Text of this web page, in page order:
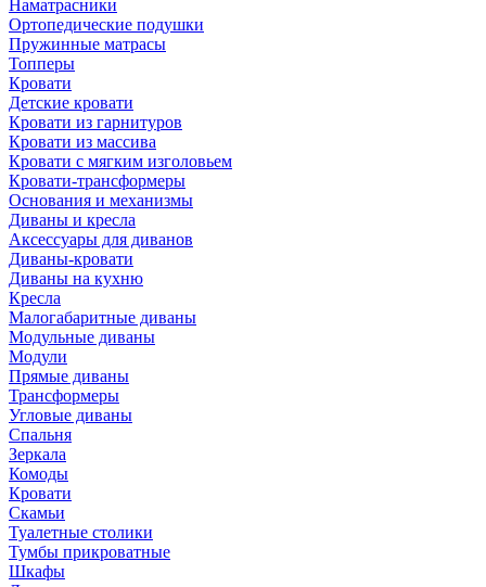
Наматрасники
Ортопедические подушки
Пружинные матрасы
Топперы
Кровати
Детские кровати
Кровати из гарнитуров
Кровати из массива
Кровати с мягким изголовьем
Кровати-трансформеры
Основания и механизмы
Диваны и кресла
Аксессуары для диванов
Диваны-кровати
Диваны на кухню
Кресла
Малогабаритные диваны
Модульные диваны
Модули
Прямые диваны
Трансформеры
Угловые диваны
Спальня
Зеркала
Комоды
Кровати
Скамьи
Туалетные столики
Тумбы прикроватные
Шкафы